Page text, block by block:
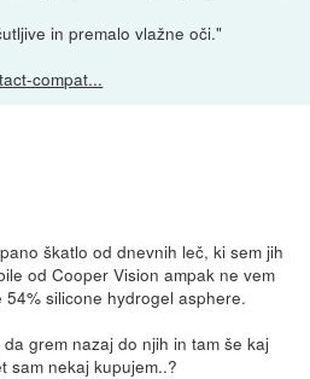
in premalo vlažne oči."
compat...
škatlo od dnevnih leč, ki sem jih
od Cooper Vision ampak ne vem
silicone hydrogel asphere.
grem nazaj do njih in tam še kaj
sam nekaj kupujem..?